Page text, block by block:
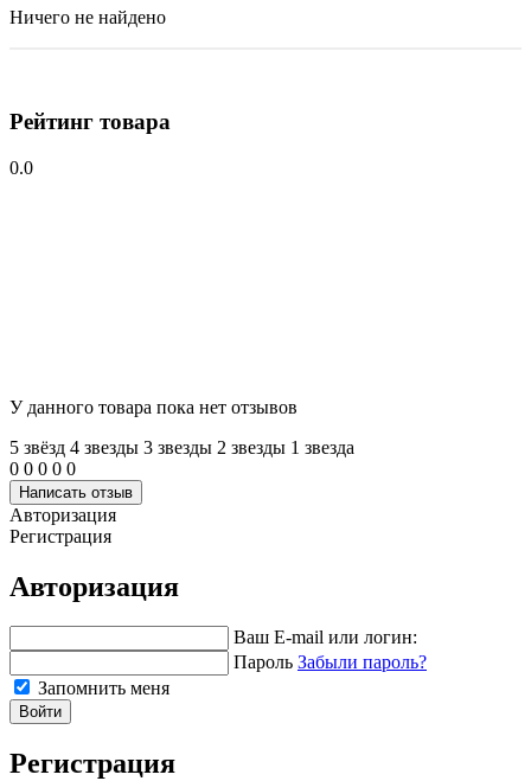
Ничего не найдено
Рейтинг товара
0.0
У данного товара пока нет отзывов
5 звёзд 4 звeзды 3 звeзды 2 звeзды 1 звeзда
0 0 0 0 0
Написать отзыв
Авторизация
Регистрация
Авторизация
Ваш E-mail или логин:
Пароль Забыли пароль?
Запомнить меня
Войти
Регистрация